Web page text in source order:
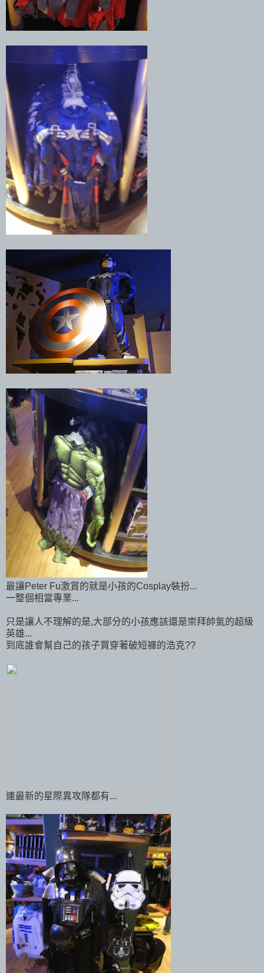
最讓Peter Fu激賞的就是小孩的Cosplay裝扮...
一整個相當專業...
只是讓人不理解的是,大部分的小孩應該還是崇拜帥氣的超級
英雄...
到底誰會幫自己的孩子買穿著破短褲的浩克??
連最新的星際異攻隊都有...